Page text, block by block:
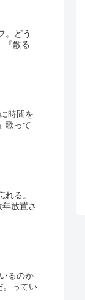
。どう
散る
時間を
歌って
る。
放置さ
るのか
。ってい